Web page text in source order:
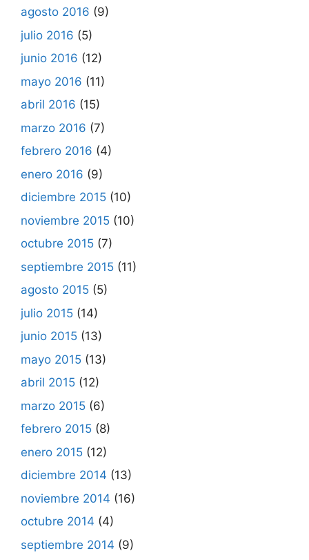
agosto 2016 (9)
julio 2016 (5)
junio 2016 (12)
mayo 2016 (11)
abril 2016 (15)
marzo 2016 (7)
febrero 2016 (4)
enero 2016 (9)
diciembre 2015 (10)
noviembre 2015 (10)
octubre 2015 (7)
septiembre 2015 (11)
agosto 2015 (5)
julio 2015 (14)
junio 2015 (13)
mayo 2015 (13)
abril 2015 (12)
marzo 2015 (6)
febrero 2015 (8)
enero 2015 (12)
diciembre 2014 (13)
noviembre 2014 (16)
octubre 2014 (4)
septiembre 2014 (9)